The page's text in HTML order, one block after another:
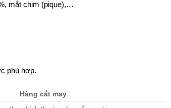
mắt chim (pique),…
phù hợp.
Hàng cắt may